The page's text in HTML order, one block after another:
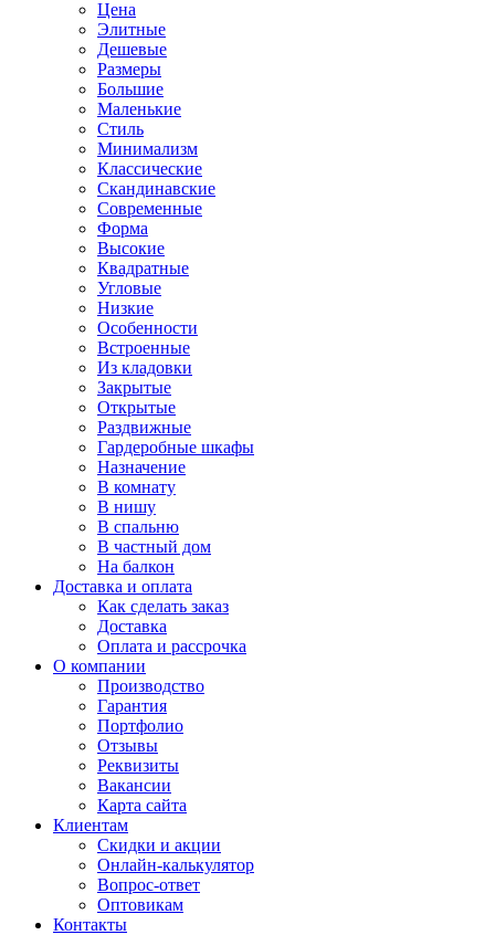
Цена
Элитные
Дешевые
Размеры
Большие
Маленькие
Стиль
Минимализм
Классические
Скандинавские
Современные
Форма
Высокие
Квадратные
Угловые
Низкие
Особенности
Встроенные
Из кладовки
Закрытые
Открытые
Раздвижные
Гардеробные шкафы
Назначение
В комнату
В нишу
В спальню
В частный дом
На балкон
Доставка и оплата
Как сделать заказ
Доставка
Оплата и рассрочка
О компании
Производство
Гарантия
Портфолио
Отзывы
Реквизиты
Вакансии
Карта сайта
Клиентам
Скидки и акции
Онлайн-калькулятор
Вопрос-ответ
Оптовикам
Контакты